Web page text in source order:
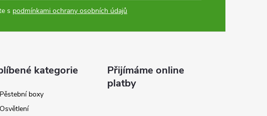
s podmínkami ochrany osobních údajů
kategorie
Pěstební boxy
Osvětlení
Přijímáme online
platby